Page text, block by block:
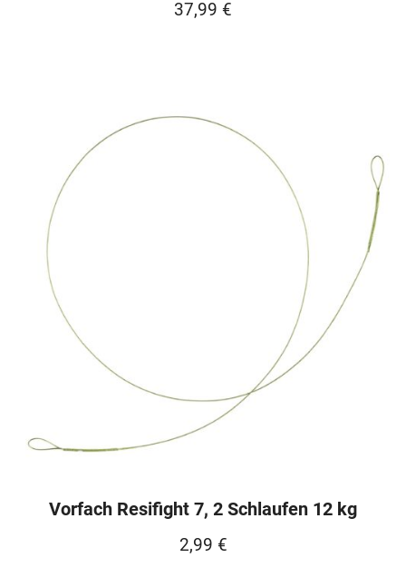
37,99 €
Vorfach Resifight 7, 2 Schlaufen 12 kg
2,99 €